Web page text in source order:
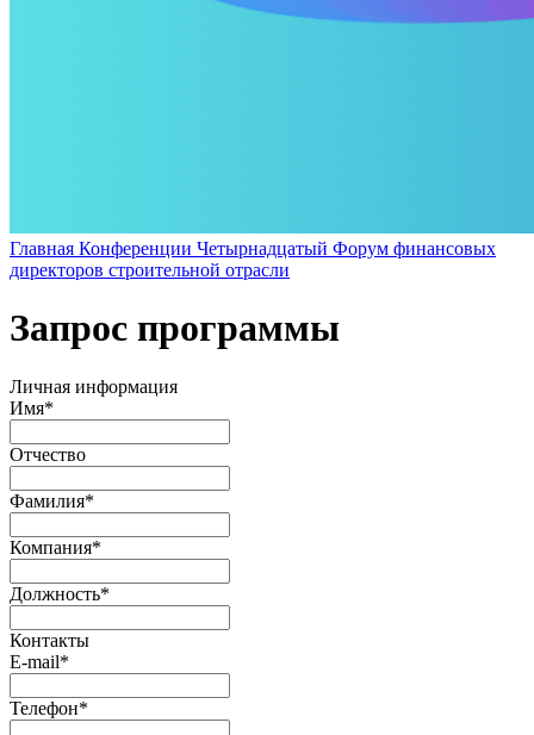
Главная Конференции Четырнадцатый Форум финансовых
директоров строительной отрасли
Запрос программы
Личная информация
Имя*
Отчество
Фамилия*
Компания*
Должность*
Контакты
E-mail*
Телефон*